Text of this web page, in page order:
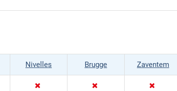
Nivelles Brugge Zaventem